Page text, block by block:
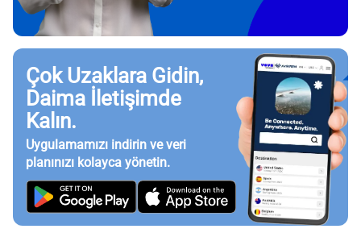
Çok Uzaklara Gidin,
Daima İletişimde
Kalın.
Uygulamamızı indirin ve veri
planınızı kolayca yönetin.